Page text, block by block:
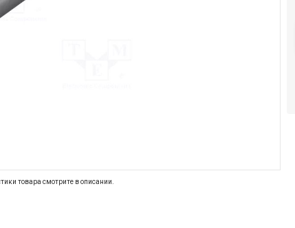
товара смотрите в описании.